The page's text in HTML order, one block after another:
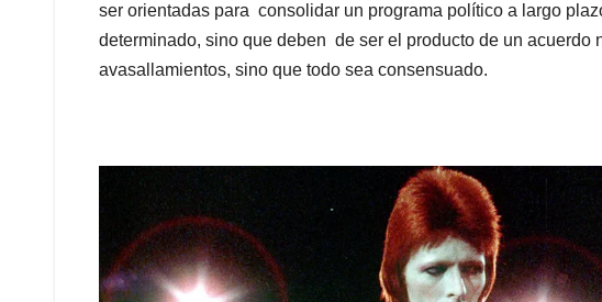
ser orientadas para consolidar un programa político a largo
determinado, sino que deben de ser el producto de un acuerdo
avasallamientos, sino que todo sea consensuado.